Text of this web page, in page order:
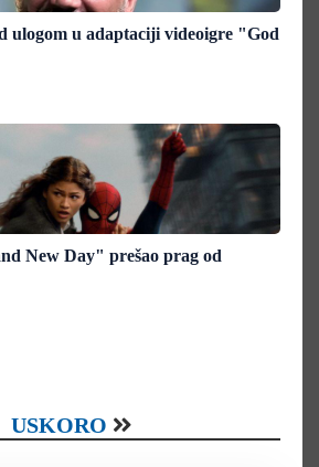
ulogom u adaptaciji videoigre "God
New Day" prešao prag od
USKORO